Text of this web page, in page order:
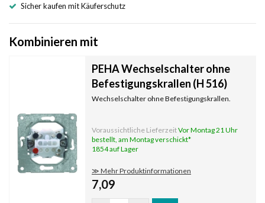
Sicher kaufen mit Käuferschutz
Kombinieren mit
PEHA Wechselschalter ohne
Befestigungskrallen (H 516)
Wechselschalter ohne Befestigungskrallen.
Voraussichtliche LieferzeitVor Montag 21 Uhr
bestellt, am Montag verschickt*
1854 auf Lager
≫ Mehr Produktinformationen
7,09